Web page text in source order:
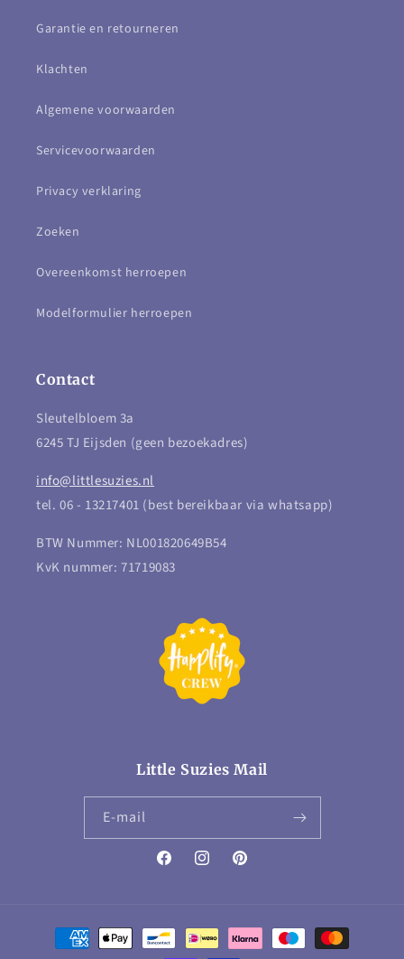
Garantie en retourneren
Klachten
Algemene voorwaarden
Servicevoorwaarden
Privacy verklaring
Zoeken
Overeenkomst herroepen
Modelformulier herroepen
Contact
Sleutelbloem 3a
6245 TJ Eijsden (geen bezoekadres)
info@littlesuzies.nl
tel. 06 - 13217401 (best bereikbaar via whatsapp)
BTW Nummer: NL001820649B54
KvK nummer: 71719083
Little Suzies Mail
E‑mail
FacebookInstagramPinterest
Betaalmethoden